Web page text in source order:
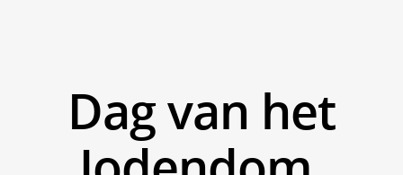
Dag van het